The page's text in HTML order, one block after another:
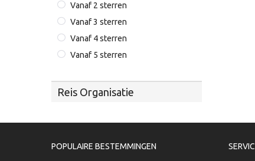
Vanaf 2 sterren
Vanaf 3 sterren
Vanaf 4 sterren
Vanaf 5 sterren
Reis Organisatie
POPULAIRE BESTEMMINGEN